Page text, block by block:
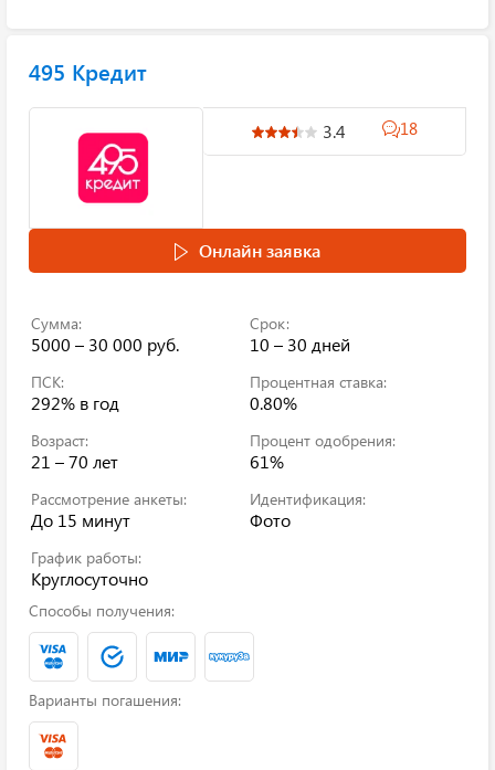
495 Кредит
3.4 18
Онлайн заявка
Сумма:
5000 – 30 000 руб.
Срок:
10 – 30 дней
ПСК:
292% в год
Процентная ставка:
0.80%
Возраст:
21 – 70 лет
Процент одобрения:
61%
Рассмотрение анкеты:
До 15 минут
Идентификация:
Фото
График работы:
Круглосуточно
Способы получения:
Варианты погашения: